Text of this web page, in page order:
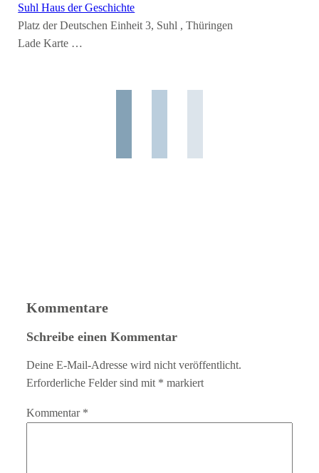
Suhl Haus der Geschichte
Platz der Deutschen Einheit 3, Suhl , Thüringen
Lade Karte …
Kommentare
Schreibe einen Kommentar
Deine E-Mail-Adresse wird nicht veröffentlicht.
Erforderliche Felder sind mit * markiert
Kommentar *